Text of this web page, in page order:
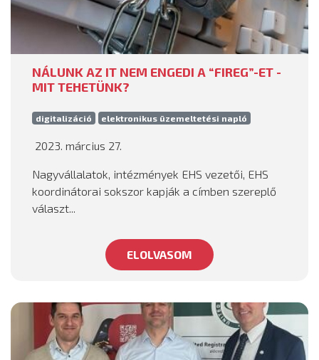
NÁLUNK AZ IT NEM ENGEDI A “FIREG”-ET -
MIT TEHETÜNK?
digitalizáció elektronikus üzemeltetési napló
2023. március 27.
Nagyvállalatok, intézmények EHS vezetői, EHS
koordinátorai sokszor kapják a címben szereplő
választ...
ELOLVASOM